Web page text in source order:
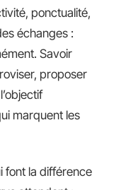
ponctualité,
échanges :
Savoir
proposer
marquent les
font la différence